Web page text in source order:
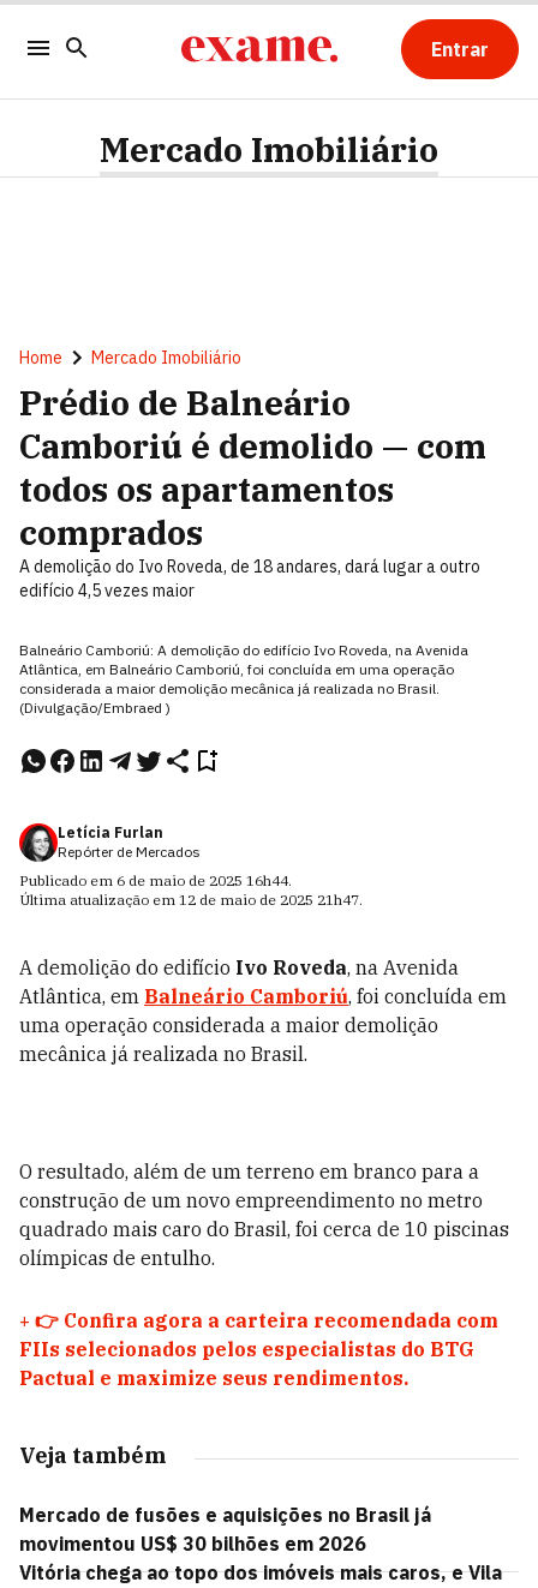
Entrar
Mercado Imobiliário
Home Mercado Imobiliário
Prédio de Balneário
Camboriú é demolido — com
todos os apartamentos
comprados
A demolição do Ivo Roveda, de 18 andares, dará lugar a outro
edifício 4,5 vezes maior
Balneário Camboriú: A demolição do edifício Ivo Roveda, na Avenida
Atlântica, em Balneário Camboriú, foi concluída em uma operação
considerada a maior demolição mecânica já realizada no Brasil.
(Divulgação/Embraed )
Letícia Furlan
Repórter de Mercados
Publicado em 6 de maio de 2025 16h44.
Última atualização em 12 de maio de 2025 21h47.
A demolição do edifício Ivo Roveda, na Avenida
Atlântica, em Balneário Camboriú, foi concluída em
uma operação considerada a maior demolição
mecânica já realizada no Brasil.
O resultado, além de um terreno em branco para a
construção de um novo empreendimento no metro
quadrado mais caro do Brasil, foi cerca de 10 piscinas
olímpicas de entulho.
+ 👉 Confira agora a carteira recomendada com
FIIs selecionados pelos especialistas do BTG
Pactual e maximize seus rendimentos.
Veja também
Mercado de fusões e aquisições no Brasil já
movimentou US$ 30 bilhões em 2026
Vitória chega ao topo dos imóveis mais caros, e Vila